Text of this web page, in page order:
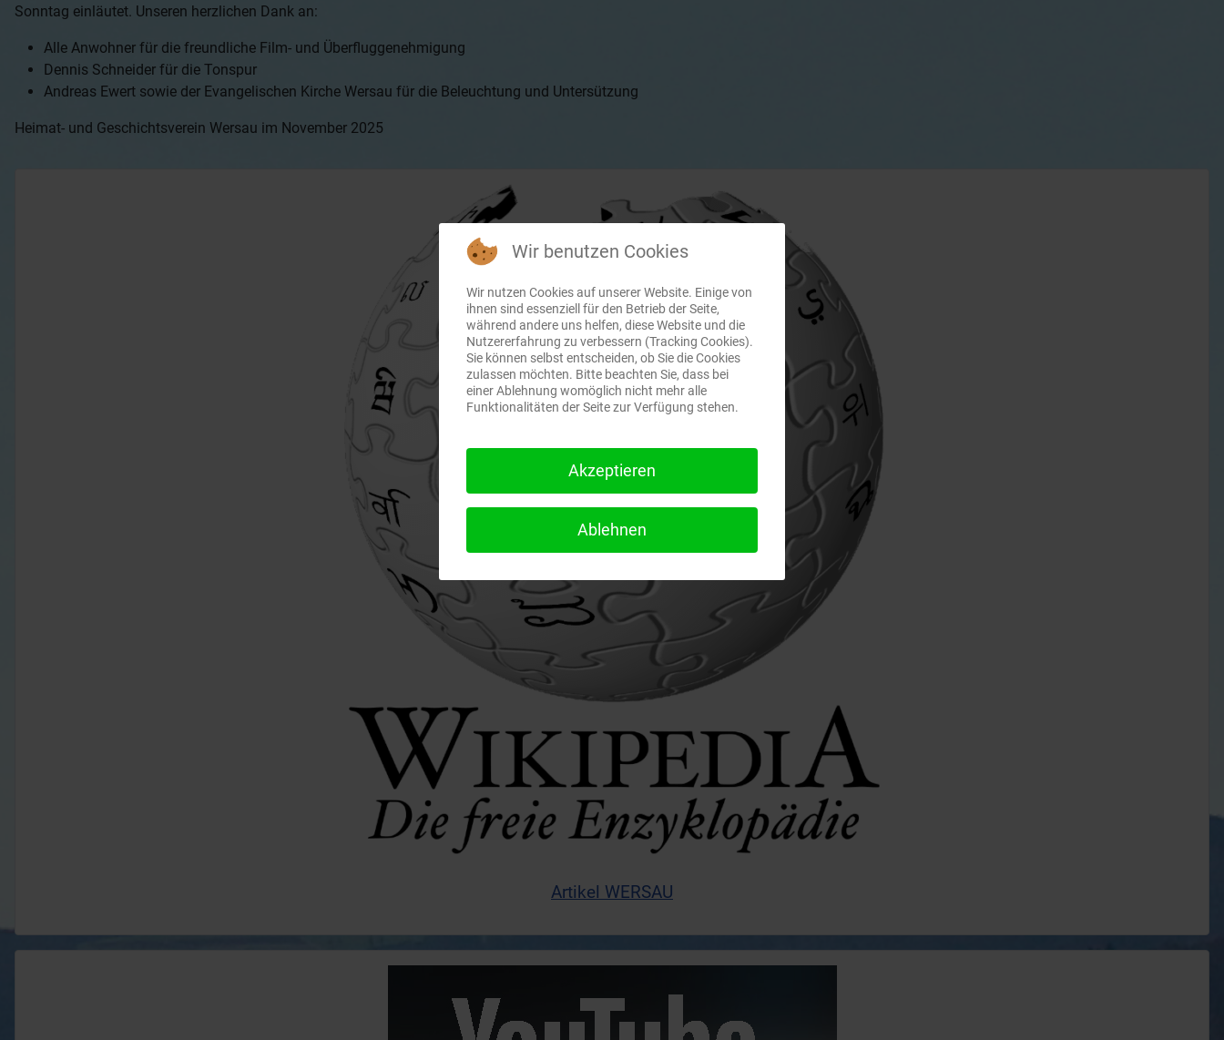
Sonntag einläutet. Unseren herzlichen Dank an:
Alle Anwohner für die freundliche Film- und Überfluggenehmigung
Dennis Schneider für die Tonspur
Andreas Ewert sowie der Evangelischen Kirche Wersau für die Beleuchtung und Untersützung
Heimat- und Geschichtsverein Wersau im November 2025
Artikel WERSAU
Wir benutzen Cookies
Wir nutzen Cookies auf unserer Website. Einige von
ihnen sind essenziell für den Betrieb der Seite,
während andere uns helfen, diese Website und die
Nutzererfahrung zu verbessern (Tracking Cookies).
Sie können selbst entscheiden, ob Sie die Cookies
zulassen möchten. Bitte beachten Sie, dass bei
einer Ablehnung womöglich nicht mehr alle
Funktionalitäten der Seite zur Verfügung stehen.
Akzeptieren
Ablehnen